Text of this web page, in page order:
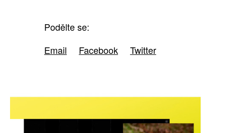
Podělte se:
Email
Facebook Twitter